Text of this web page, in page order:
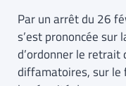
Par un arrêt du 26
s’est prononcée sur
d’ordonner le
diffamatoires, sur le